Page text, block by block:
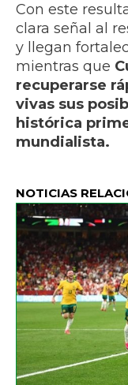
Con este
clara señal al
y llegan
mientras que
recuperarse
vivas sus
histórica
mundialista.
NOTICIAS